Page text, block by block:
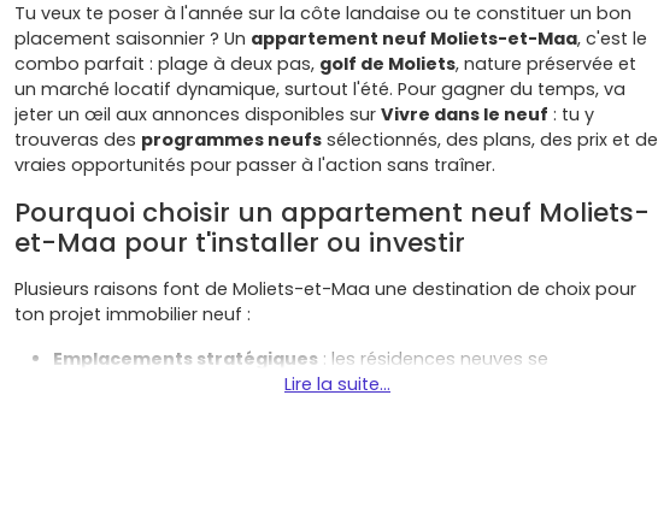
Tu veux te poser à l'année sur la côte landaise ou te constituer un bon
placement saisonnier ? Un appartement neuf Moliets-et-Maa, c'est le
combo parfait : plage à deux pas, golf de Moliets, nature préservée et
un marché locatif dynamique, surtout l'été. Pour gagner du temps, va
jeter un œil aux annonces disponibles sur Vivre dans le neuf : tu y
trouveras des programmes neufs sélectionnés, des plans, des prix et de
vraies opportunités pour passer à l'action sans traîner.
Pourquoi choisir un appartement neuf Moliets-
et-Maa pour t'installer ou investir
Plusieurs raisons font de Moliets-et-Maa une destination de choix pour
ton projet immobilier neuf :
Emplacements stratégiques : les résidences neuves se
Moliets-Plage, autour du
Lire la suite...